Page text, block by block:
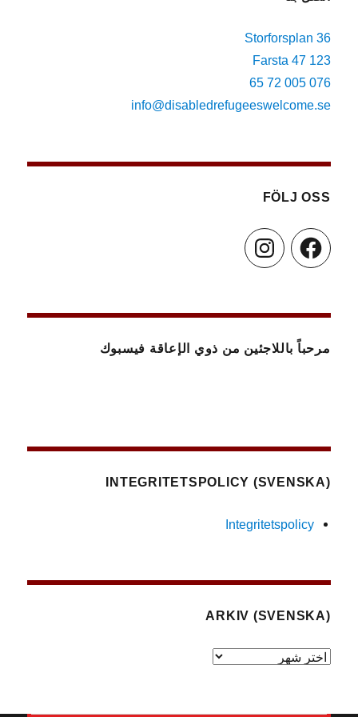
Storforsplan 36
123 47 Farsta
076 005 72 65
info@disabledrefugeeswelcome.se
FÖLJ OSS
Facebook
Instagram
مرحباً باللاجئين من ذوي الإعاقة فيسبوك
(SVENSKA) INTEGRITETSPOLICY
Integritetspolicy
(SVENSKA) ARKIV